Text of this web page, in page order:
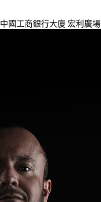
中國工商銀行大廈 宏利廣場